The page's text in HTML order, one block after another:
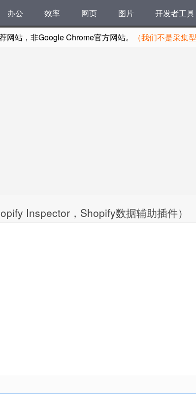
办公 效率 网页 图片 开发者工具
站，非Google Chrome官方网站。 （我们不是采集
Inspector，Shopify数据辅助插件）